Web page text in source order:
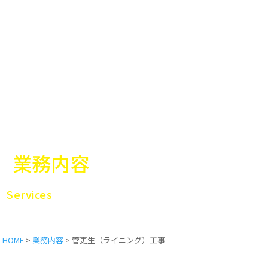
業務内容
Services
HOME > 業務内容 >管更生（ライニング）工事